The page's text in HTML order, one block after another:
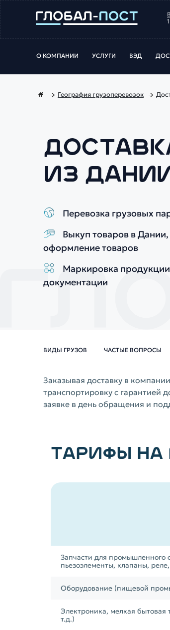
О КОМПАНИИ УСЛУГИ ВЭД
География грузоперевозок
ИЗ
Перевозка грузовых
Выкуп товаров в
оформление товаров
Маркировка
документации
ВИДЫ ГРУЗОВ ЧАСТЫЕ ВОПРОСЫ
Заказывая доставку в
транспортировку с гарантией
заявке в день обращения и
ТАРИФЫ НА
Запчасти для промышленного
пьезоэлементы, клапаны,
Оборудование (пищевой
Электроника, мелкая
т.д.)